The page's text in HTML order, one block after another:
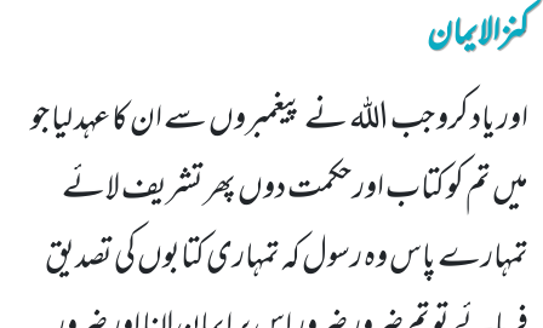
کنزالایمان
اور یاد کرو جب اللہ نے پیغمبروں سے ان کا عہد لیا جو
میں تم کو کتاب اور حکمت دوں پھر تشریف لائے
تمہارے پاس وہ رسول کہ تمہاری کتابوں کی تصدیق